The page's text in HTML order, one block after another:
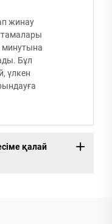
жинау
минутына
Бұл
үлкен
қалай